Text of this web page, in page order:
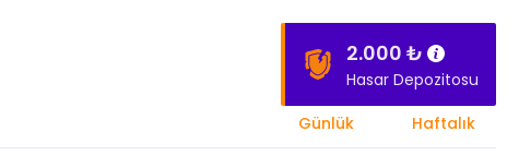
2.000 ₺
Hasar Depozitosu
Günlük Haftalık